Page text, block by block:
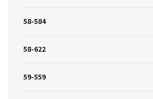
58-584
58-622
59-559